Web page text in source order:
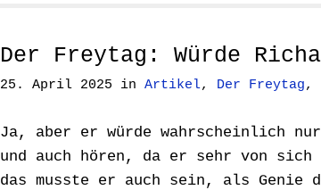
Der Freytag: Würde
25. April 2025 in Artikel, Der Freytag,
Ja, aber er würde wahrscheinlich nur
und auch hören, da er sehr von sich
das musste er auch sein, als Genie